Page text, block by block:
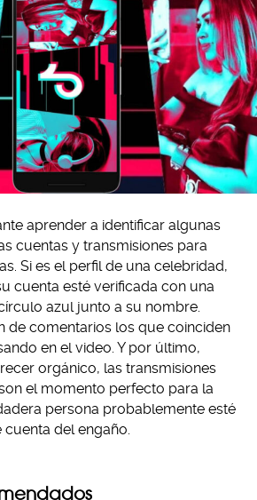
aprender a identificar algunas
cuentas y transmisiones para
Si es el perfil de una celebridad,
cuenta esté verificada con una
azul junto a su nombre.
de comentarios los que coinciden
en el video. Y por último,
orgánico, las transmisiones
el momento perfecto para la
persona probablemente esté
del engaño.